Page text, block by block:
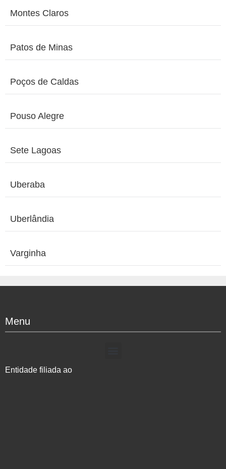
Montes Claros
Patos de Minas
Poços de Caldas
Pouso Alegre
Sete Lagoas
Uberaba
Uberlândia
Varginha
Menu
Entidade filiada ao